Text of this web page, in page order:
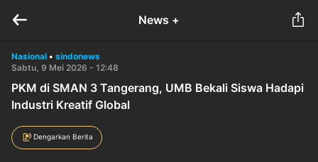
News +
Nasional • sindonews
Sabtu, 9 Mei 2026 - 12:48
PKM di SMAN 3 Tangerang, UMB Bekali Siswa Hadapi
Industri Kreatif Global
Dengarkan Berita